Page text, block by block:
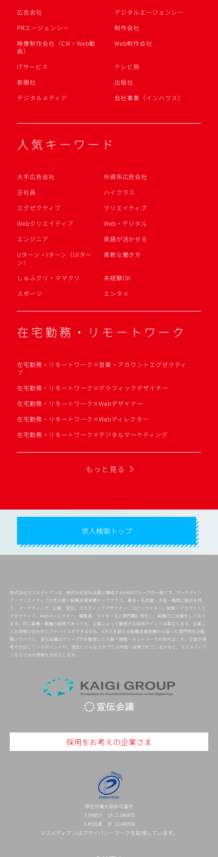
広告会社
デジタルエージェンシー
PRエージェンシー
制作会社
映像制作会社（CM・Web動
画）
Web制作会社
ITサービス
テレビ局
新聞社
出版社
デジタルメディア
自社事業（インハウス）
人気キーワード
大手広告会社
外資系広告会社
正社員
ハイクラス
エグゼクティブ
クリエイティブ
Webクリエイティブ
Web・デジタル
エンジニア
英語が活かせる
Uターン・Iターン（UIター
ン）
柔軟な働き方
しゅふクリ・ママクリ
未経験OK
スポーツ
エンタメ
在宅勤務・リモートワーク
在宅勤務・リモートワーク×営業・アカウントエグゼクティ
ブ
在宅勤務・リモートワーク×グラフィックデザイナー
在宅勤務・リモートワーク×Webデザイナー
在宅勤務・リモートワーク×Webディレクター
在宅勤務・リモートワーク×デジタルマーケティング
もっと見る
求人検索トップ
株式会社マスメディアンは、株式会社宣伝会議と構成するKAIGIグループの一員です。マーケティン
グ・クリエイティブの求人数・転職支援実績トップクラス。東京・名古屋・大阪・福岡に拠点を持
ち、マーケティング、広報、宣伝、グラフィックデザイナー、コピーライター、営業・アカウントエ
グゼクティブ、Webディレクター、編集者、ライターなど専門職に特化し、転職のご支援をしており
ます。同じ業種・職種の採用であっても、企業によって重視する採用ポイントは異なります。企業ご
との特徴に合わせたアドバイスができるのも、6万人を超える転職支援実績から培った専門特化の転
職ノウハウと、宣伝会議のグループ力を駆使した人脈・情報・ネットワークがあればこそ。企業が選
考で注目しているポイントや、過去にどんな人がプラス評価・採用されているかなど、マスメディア
ンならではの情報をお伝えします。
採用をお考えの企業さま
厚生労働大臣許可番号
人材紹介 13-ユ-040475
人材派遣 派 13-040596
マスメディアンはプライバシーマークを取得しています。